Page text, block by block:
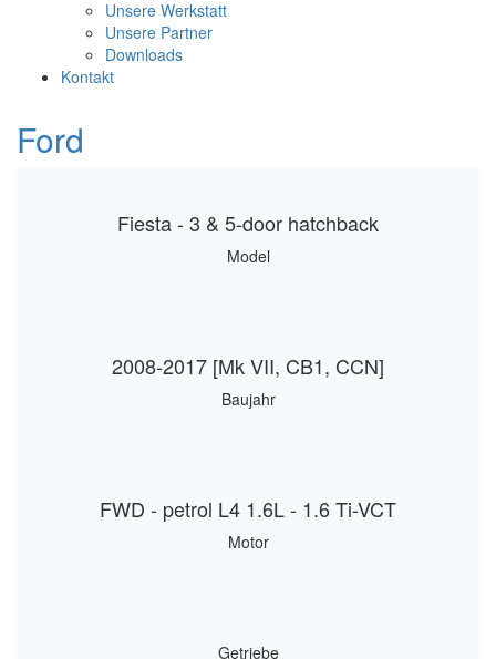
Unsere Werkstatt
Unsere Partner
Downloads
Kontakt
Ford
Fiesta - 3 & 5-door hatchback
Model
2008-2017 [Mk VII, CB1, CCN]
Baujahr
FWD - petrol L4 1.6L - 1.6 Ti-VCT
Motor
Getriebe